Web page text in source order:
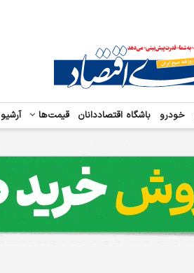
خودرو باشگاه اقتصاددانان قیمت‌ها آرشیو